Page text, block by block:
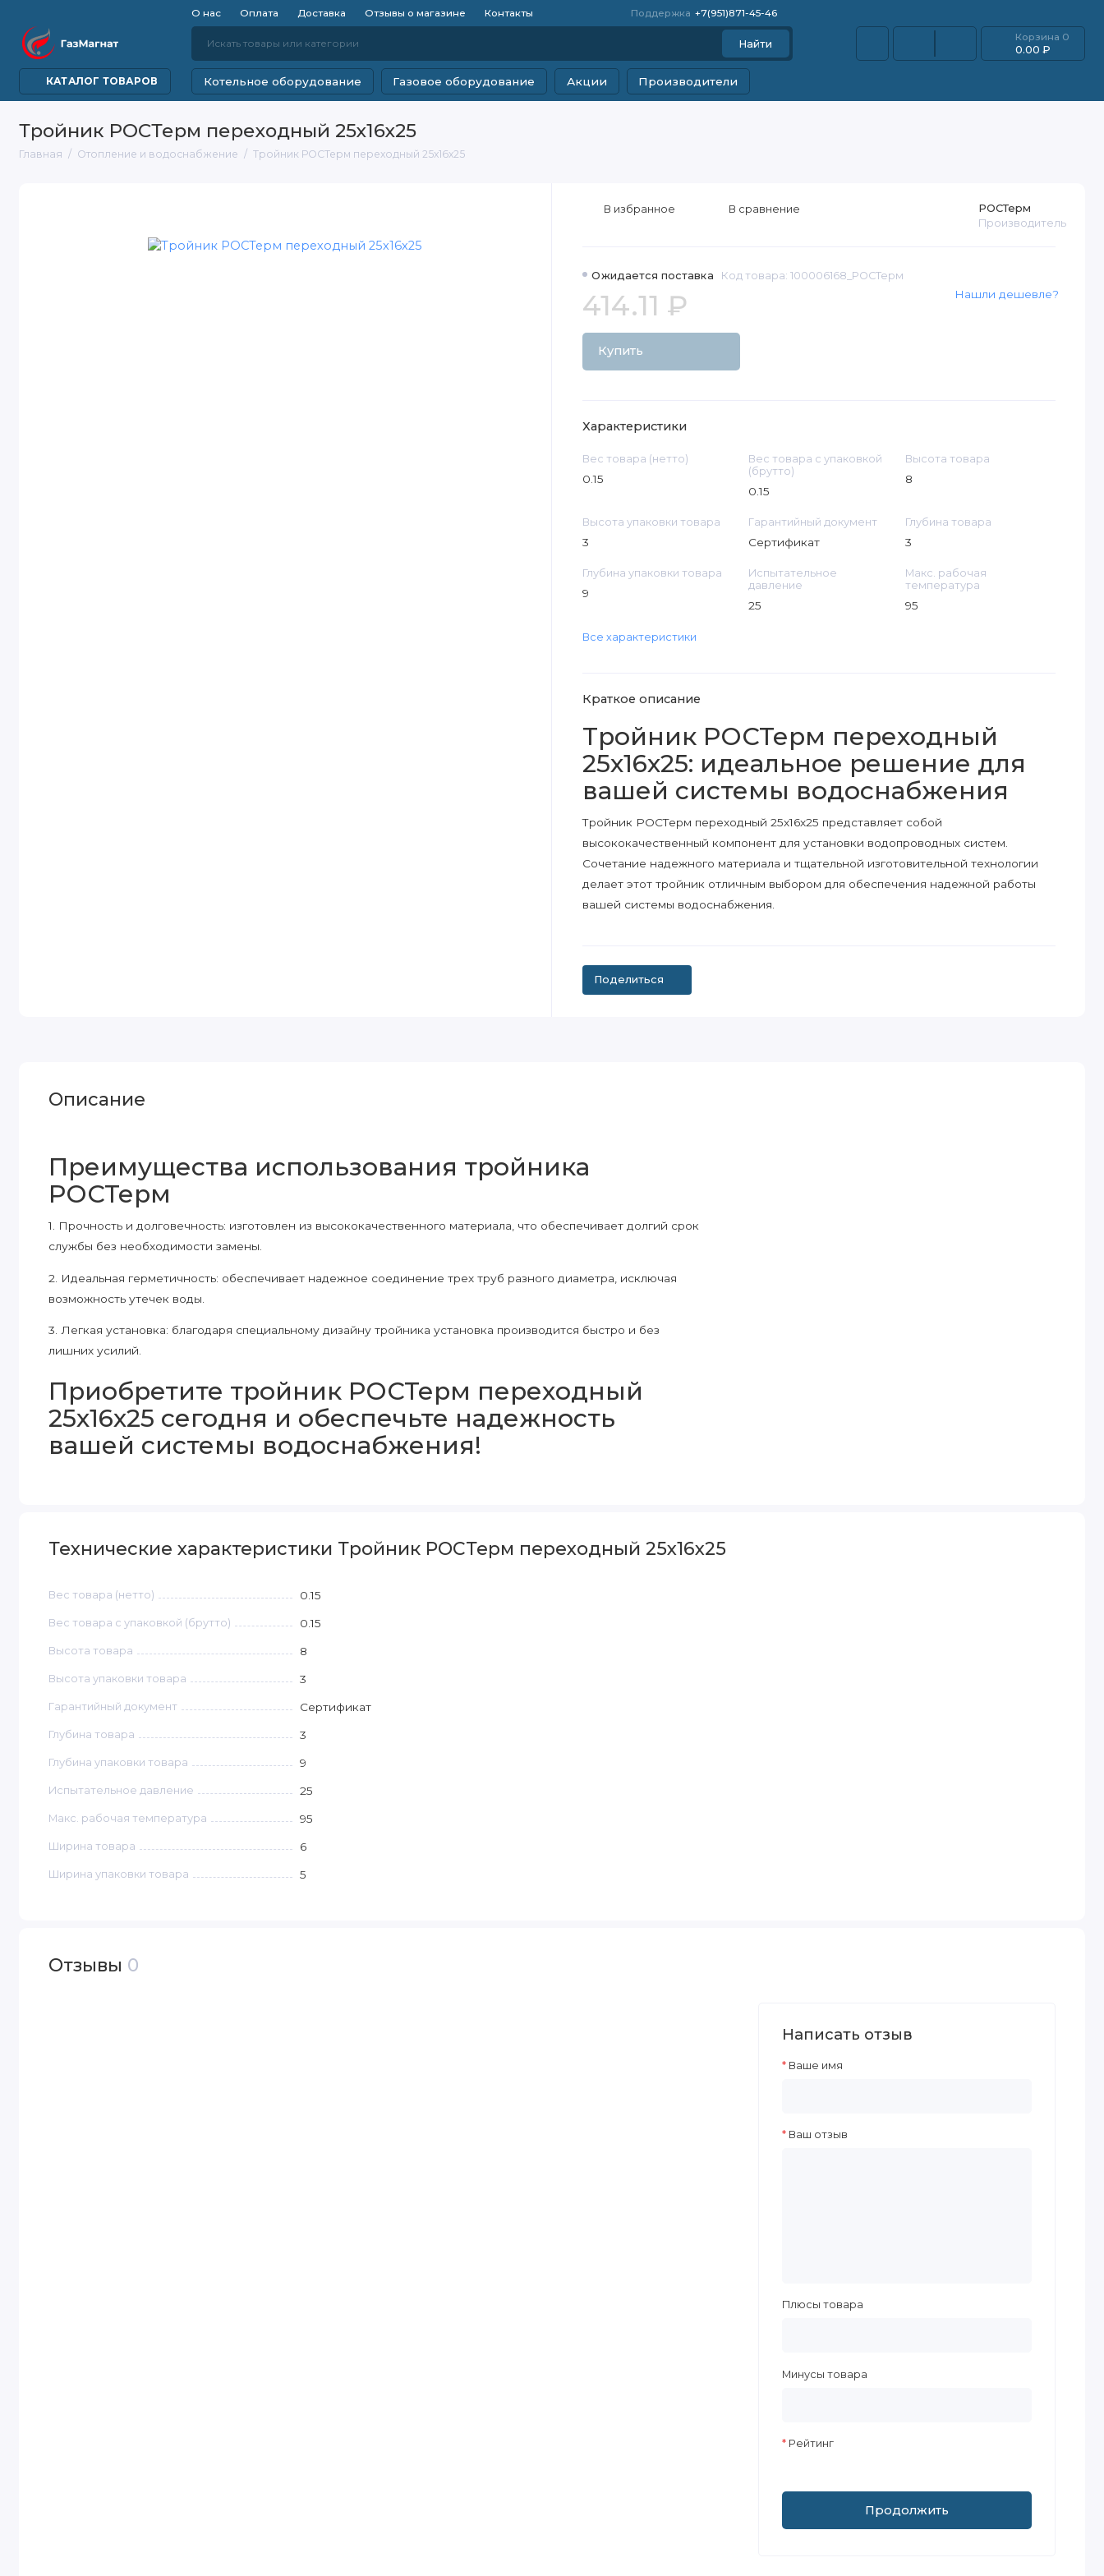
О нас Оплата Доставка Отзывы о магазине Контакты Поддержка +7(951)871-45-46
Найти
Корзина 0
0.00 ₽
КАТАЛОГ ТОВАРОВ Котельное оборудование Газовое оборудование Акции Производители
Тройник РОСТерм переходный 25х16х25
Главная Отопление и водоснабжение Тройник РОСТерм переходный 25х16х25
Ожидается поставка Код товара: 100006168_РОСТерм
РОСТерм
Производитель
414.11 ₽
Купить
Нашли дешевле?
В избранное В сравнение
Характеристики
Вес товара (нетто)
0.15
Вес товара с упаковкой
(брутто)
0.15
Высота товара
8
Высота упаковки товара
3
Гарантийный документ
Сертификат
Глубина товара
3
Глубина упаковки товара
9
Испытательное
давление
25
Макс. рабочая
температура
95
Все характеристики
Краткое описание
Тройник РОСТерм переходный
25х16х25: идеальное решение для
вашей системы водоснабжения
Тройник РОСТерм переходный 25х16х25 представляет собой
высококачественный компонент для установки водопроводных систем.
Сочетание надежного материала и тщательной изготовительной технологии
делает этот тройник отличным выбором для обеспечения надежной работы
вашей системы водоснабжения.
Поделиться
Описание
Преимущества использования тройника
РОСТерм
1. Прочность и долговечность: изготовлен из высококачественного материала, что обеспечивает долгий срок
службы без необходимости замены.
2. Идеальная герметичность: обеспечивает надежное соединение трех труб разного диаметра, исключая
возможность утечек воды.
3. Легкая установка: благодаря специальному дизайну тройника установка производится быстро и без
лишних усилий.
Приобретите тройник РОСТерм переходный
25х16х25 сегодня и обеспечьте надежность
вашей системы водоснабжения!
Технические характеристики Тройник РОСТерм переходный 25х16х25
Вес товара (нетто) 0.15
Вес товара с упаковкой (брутто) 0.15
Высота товара 8
Высота упаковки товара 3
Гарантийный документ Сертификат
Глубина товара 3
Глубина упаковки товара 9
Испытательное давление 25
Макс. рабочая температура 95
Ширина товара 6
Ширина упаковки товара 5
Отзывы 0
Написать отзыв
Ваше имя
Ваш отзыв
Плюсы товара
Минусы товара
Рейтинг
Продолжить